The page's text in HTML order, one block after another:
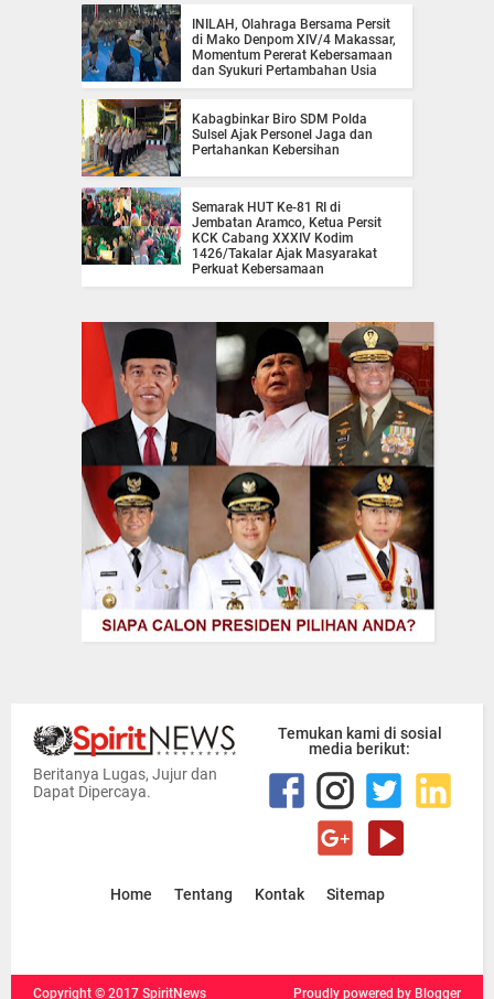
INILAH, Olahraga Bersama Persit
di Mako Denpom XIV/4 Makassar,
Momentum Pererat Kebersamaan
dan Syukuri Pertambahan Usia
Kabagbinkar Biro SDM Polda
Sulsel Ajak Personel Jaga dan
Pertahankan Kebersihan
Semarak HUT Ke-81 RI di
Jembatan Aramco, Ketua Persit
KCK Cabang XXXIV Kodim
1426/Takalar Ajak Masyarakat
Perkuat Kebersamaan
Beritanya Lugas, Jujur dan
Dapat Dipercaya.
Temukan kami di sosial
media berikut:
Home Tentang Kontak Sitemap
Copyright © 2017 SpiritNews Proudly powered by Blogger